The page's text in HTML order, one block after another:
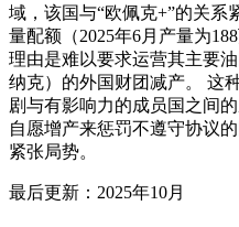
域，该国与“欧佩克+”的关系
量配额（2025年6月产量为
理由是难以要求运营其主要
纳克）的外国财团减产。 这
剧与有影响力的成员国之间
自愿增产来惩罚不遵守协议
紧张局势。
最后更新：2025年10月